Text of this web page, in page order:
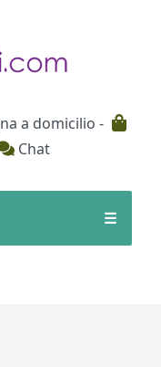
a domicilio -
Chat
☰